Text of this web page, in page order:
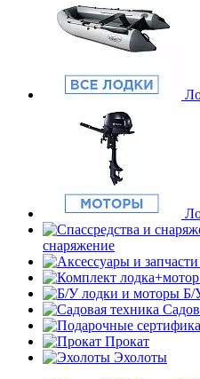
снаряжение
Б/
Прокат
Эхолоты